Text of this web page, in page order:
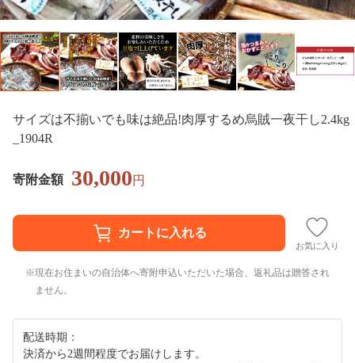
サイズは不揃いでも味は絶品!肉厚するめ烏賊一夜干し2.4kg
_1904R
寄附金額 30,000円
お気に入り
現在お住まいの自治体へ寄附申込いただいた場合、返礼品は贈答され
ません。
配送時期：
決済から2週間程度でお届けします。